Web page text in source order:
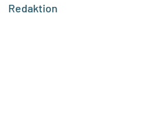
Redaktion